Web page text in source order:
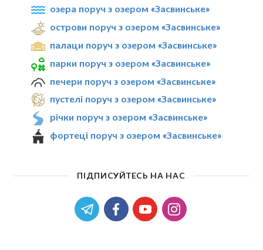
озера поруч з озером «Засвинське»
острови поруч з озером «Засвинське»
палаци поруч з озером «Засвинське»
парки поруч з озером «Засвинське»
печери поруч з озером «Засвинське»
пустелі поруч з озером «Засвинське»
річки поруч з озером «Засвинське»
фортеці поруч з озером «Засвинське»
ПІДПИСУЙТЕСЬ НА НАС